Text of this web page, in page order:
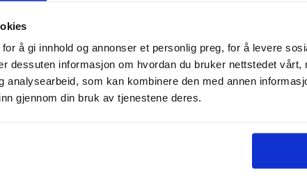
å gi innhold og annonser et personlig preg, for å levere
dessuten informasjon om hvordan du bruker nettstedet vårt,
analysearbeid, som kan kombinere den med annen
gjennom din bruk av tjenestene deres.